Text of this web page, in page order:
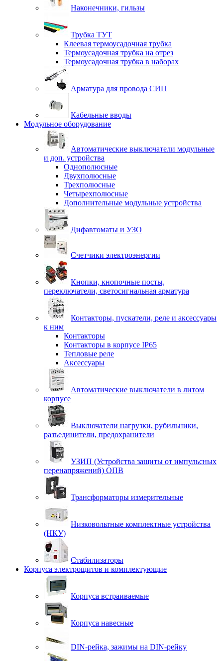
Наконечники, гильзы
Трубка ТУТ
Клеевая термоусадочная трубка
Термоусадочная трубка на отрез
Термоусадочная трубка в наборах
Арматура для провода СИП
Кабельные вводы
Модульное оборудование
Автоматические выключатели модульные
и доп. устройства
Однополюсные
Двухполюсные
Трехполюсные
Четырехполюсные
Дополнительные модульные устройства
Дифавтоматы и УЗО
Счетчики электроэнергии
Кнопки, кнопочные посты,
переключатели, светосигнальная арматура
Контакторы, пускатели, реле и аксессуары
к ним
Контакторы
Контакторы в корпусе IP65
Тепловые реле
Аксессуары
Автоматические выключатели в литом
корпусе
Выключатели нагрузки, рубильники,
разъединители, предохранители
УЗИП (Устройства защиты от импульсных
перенапряжений) ОПВ
Трансформаторы измерительные
Низковольтные комплектные устройства
(НКУ)
Стабилизаторы
Корпуса электрощитов и комплектующие
Корпуса встраиваемые
Корпуса навесные
DIN-рейка, зажимы на DIN-рейку